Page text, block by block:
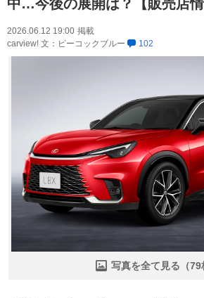
中…今後の展開は？【販売店情
2026.06.12 19:00 掲載
carview! 文：ピーコックブルー
102
写真を全て見る（79